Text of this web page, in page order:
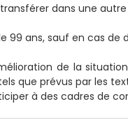
dans une
99 ans, sauf en cas de
de la
que prévus par les
à des cadres de